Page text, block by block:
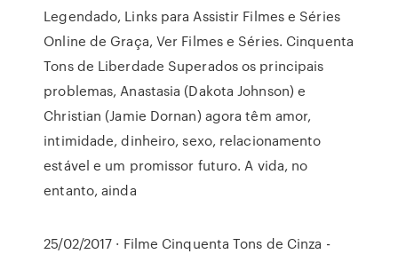
Legendado, Links para Assistir Filmes e Séries
Online de Graça, Ver Filmes e Séries. Cinquenta
Tons de Liberdade Superados os principais
problemas, Anastasia (Dakota Johnson) e
Christian (Jamie Dornan) agora têm amor,
intimidade, dinheiro, sexo, relacionamento
estável e um promissor futuro. A vida, no
entanto, ainda
25/02/2017 · Filme Cinquenta Tons de Cinza -